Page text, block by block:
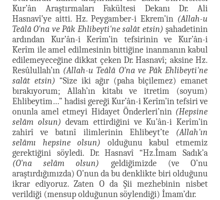
Kur’ân Araştırmaları Fakültesi Dekanı Dr. Ali
Hasnavî’ye aitti. Hz. Peygamber-i Ekrem’in (Allah-u
Teâlâ O'na ve Pâk Ehlibeyti'ne salât etsin) şahadetinin
ardından Kur’ân-i Kerîm’in tefsirinin ve Kur’ân-i
Kerîm ile amel edilmesinin bittiğine inanmanın kabul
edilemeyeceğine dikkat çeken Dr. Hasnavî; aksine Hz.
Resûlullah’ın (Allah-u Teâlâ O'na ve Pâk Ehlibeyti'ne
salât etsin) “Size iki ağır (paha biçilemez) emanet
bırakıyorum; Allah’ın kitabı ve itretim (soyum)
Ehlibeytim…” hadisi gereği Kur’ân-i Kerîm’in tefsiri ve
onunla amel etmeyi Hidayet Önderleri’nin (Hepsine
selâm olsun) devam ettirdiğini ve Ku’ân-i Kerîm’in
zahirî ve batınî ilimlerinin Ehlibeyt’te (Allah'ın
selâmı hepsine olsun) olduğunu kabul etmemiz
gerektiğini söyledi. Dr. Hasnavî “Hz.İmam Sadık’a
(O'na selâm olsun) geldiğimizde (ve O’nu
araştırdığımızda) O’nun da bu denklikte biri olduğunu
ikrar ediyoruz. Zaten O da Şii mezhebinin nisbet
verildiği (mensup olduğunun söylendiği) İmam’dır.